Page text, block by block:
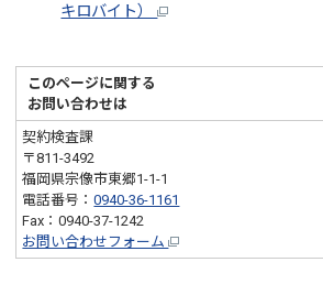
キロバイト）
このページに関する
お問い合わせは
契約検査課
〒811-3492
福岡県宗像市東郷1-1-1
電話番号：0940-36-1161
Fax：0940-37-1242
お問い合わせフォーム